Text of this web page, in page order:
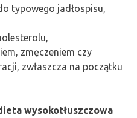
typowego jadłospisu,
zmęczeniem czy
zwłaszcza na początku
wysokotłuszczowa